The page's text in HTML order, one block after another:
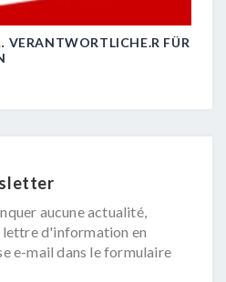
VERANTWORTLICHE.R FÜR
aucune actualité,
d'information en
e-mail dans le formulaire